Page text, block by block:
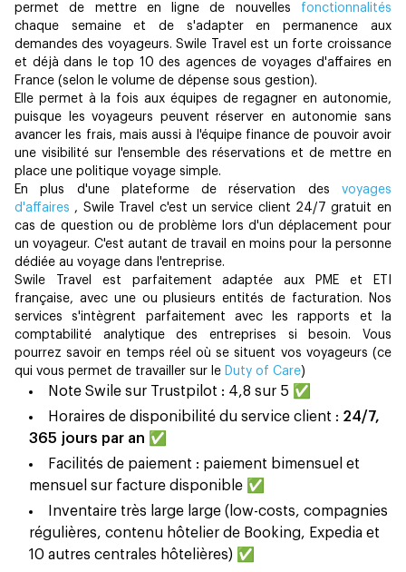
permet de mettre en ligne de nouvelles fonctionnalités
chaque semaine et de s'adapter en permanence aux
demandes des voyageurs. Swile Travel est un forte croissance
et déjà dans le top 10 des agences de voyages d'affaires en
France (selon le volume de dépense sous gestion).
Elle permet à la fois aux équipes de regagner en autonomie,
puisque les voyageurs peuvent réserver en autonomie sans
avancer les frais, mais aussi à l'équipe finance de pouvoir avoir
une visibilité sur l'ensemble des réservations et de mettre en
place une politique voyage simple.
En plus d'une plateforme de réservation des voyages
d'affaires , Swile Travel c'est un service client 24/7 gratuit en
cas de question ou de problème lors d'un déplacement pour
un voyageur. C'est autant de travail en moins pour la personne
dédiée au voyage dans l'entreprise.
Swile Travel est parfaitement adaptée aux PME et ETI
française, avec une ou plusieurs entités de facturation. Nos
services s'intègrent parfaitement avec les rapports et la
comptabilité analytique des entreprises si besoin. Vous
pourrez savoir en temps réel où se situent vos voyageurs (ce
qui vous permet de travailler sur le Duty of Care)
Note Swile sur Trustpilot : 4,8 sur 5 ✅
Horaires de disponibilité du service client : 24/7,
365 jours par an ✅
Facilités de paiement : paiement bimensuel et
mensuel sur facture disponible ✅
Inventaire très large large (low-costs, compagnies
régulières, contenu hôtelier de Booking, Expedia et
10 autres centrales hôtelières) ✅